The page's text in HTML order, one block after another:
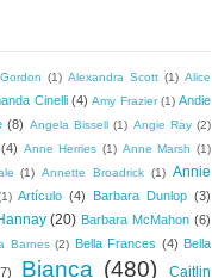
(1) Alexandra Scott (1) Alice
Cinelli (4) Amy Frazier (1) Andie
(8) Angela Bissell (1) Angie Ray (2)
(4) Anne Herries (1) Anne Marsh (1)
(1) Annette Broadrick (1) Annie
Artículo (4) Barbara Dunlop (3)
(20) Barbara McMahon (6)
Barnes (2) Bella Frances (4) Bella
Bianca (480)
Caitlin